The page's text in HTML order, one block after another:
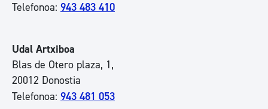
Telefonoa: 943 483 410
Udal Artxiboa​​​​​​​
Blas de Otero plaza, 1,
20012 Donostia
Telefonoa: 943 481 053